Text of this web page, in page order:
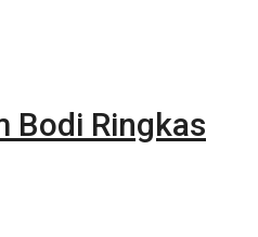
Bodi Ringkas